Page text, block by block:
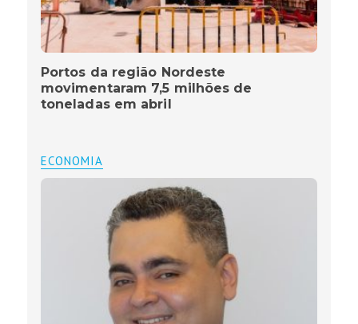
Portos da região Nordeste
movimentaram 7,5 milhões de
toneladas em abril
ECONOMIA